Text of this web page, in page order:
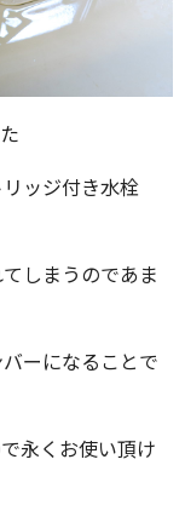
ッジ付き水栓
しまうのであま
ーになることで
永くお使い頂け